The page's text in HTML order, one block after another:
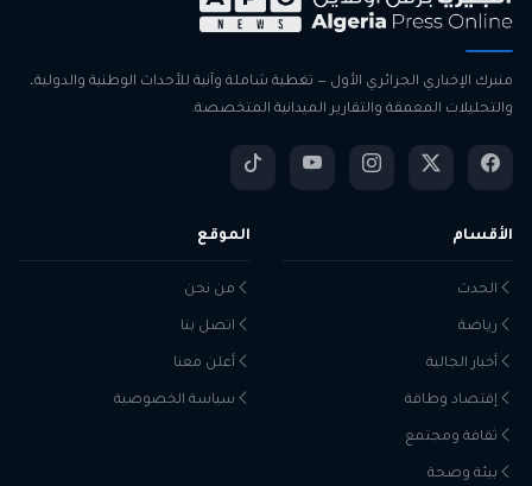
منبرك الإخباري الجزائري الأول — تغطية شاملة وآنية للأحداث الوطنية والدولية،
والتحليلات المعمقة والتقارير الميدانية المتخصصة.
الأقسام
الحدث
رياضة
أخبار الجالية
إقتصاد وطاقة
ثقافة ومجتمع
بيئة وصحة
الموقع
من نحن
اتصل بنا
أعلن معنا
سياسة الخصوصية